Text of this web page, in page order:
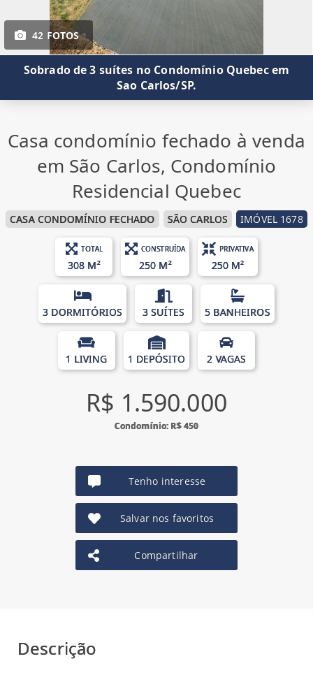
42 FOTOS
Sobrado de 3 suítes no Condomínio Quebec em
Sao Carlos/SP.
Casa condomínio fechado à venda
em São Carlos, Condomínio
Residencial Quebec
CASA CONDOMÍNIO FECHADO SÃO CARLOS IMÓVEL 1678
TOTAL
308 M²
CONSTRUÍDA
250 M²
PRIVATIVA
250 M²
3 DORMITÓRIOS 3 SUÍTES 5 BANHEIROS
1 LIVING 1 DEPÓSITO 2 VAGAS
R$ 1.590.000
Condomínio: R$ 450
Tenho interesse
Salvar nos favoritos
Compartilhar
Descrição